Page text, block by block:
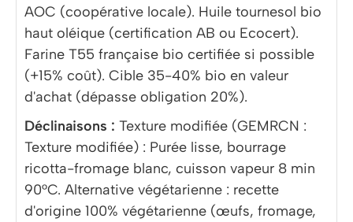
AOC (coopérative locale). Huile tournesol bio
haut oléique (certification AB ou Ecocert).
Farine T55 française bio certifiée si possible
(+15% coût). Cible 35-40% bio en valeur
d'achat (dépasse obligation 20%).
Déclinaisons : Texture modifiée (GEMRCN :
Texture modifiée) : Purée lisse, bourrage
ricotta-fromage blanc, cuisson vapeur 8 min
90°C. Alternative végétarienne : recette
d'origine 100% végétarienne (œufs, fromage,